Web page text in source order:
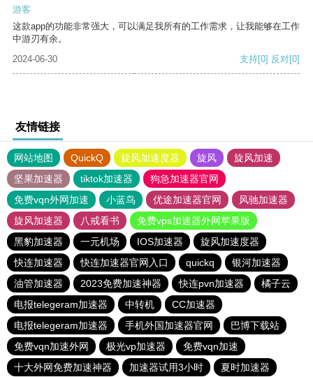
游客
这款app的功能非常强大，可以满足我所有的工作需求，让我能够在工作
中游刃有余。
2024-06-30
支持[0] 反对[0]
友情链接
网站地图 QuickQ 旋风加速度器 旋风
旋风加速
坚果加速器
tiktok加速器
狗急加速器官网
免费vqn外网加速
小蓝鸟 优途加速器官网
风驰加速器
旋风加速器
八戒看书
免费vps加速器外网苹果版
黑豹加速器
一元机场 IOS加速器
旋风加速度器
快连加速器
快连加速器官网入口 quickq
银河加速器
油管加速器
2023免费加速神器 快连pvn加速器
橘子云
电报telegeram加速器
中转机
CC加速器
电报telegeram加速器
手机外国加速器官网
巴博下载站
免费vqn加速外网
极光vp加速器
免费vqn加速
十大外网免费加速神器
加速器试用3小时 夏时加速器